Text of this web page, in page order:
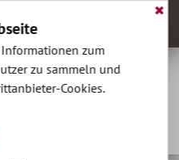
496141
✖
zum
zu sammeln und
Cookies.